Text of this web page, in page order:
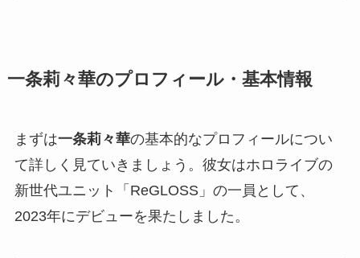
一条莉々華のプロフィール・基本情報
まずは一条莉々華の基本的なプロフィールについ
て詳しく見ていきましょう。彼女はホロライブの
新世代ユニット「ReGLOSS」の一員として、
2023年にデビューを果たしました。